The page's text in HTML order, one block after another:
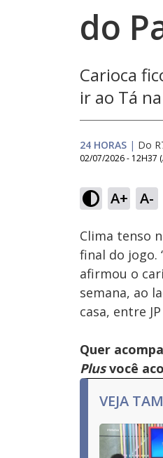
do
Carioca
ir ao Tá
24 HORAS | Do
02/07/2026 - 12H37
A+ A-
Ativar
Som
Clima tenso
final do jogo.
afirmou o
semana, ao
casa, entre
Quer
Plusvocê
VEJA